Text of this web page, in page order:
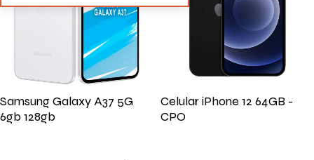
Samsung Galaxy A37 5G
6gb 128gb
Celular iPhone 12 64GB -
CPO